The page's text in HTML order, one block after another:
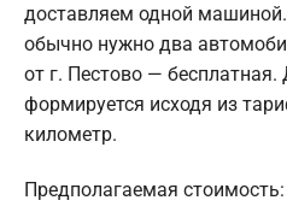
доставляем одной
обычно нужно два
от г. Пестово — бесплатная.
формируется исходя из
километр.
Предполагаемая стоимость: